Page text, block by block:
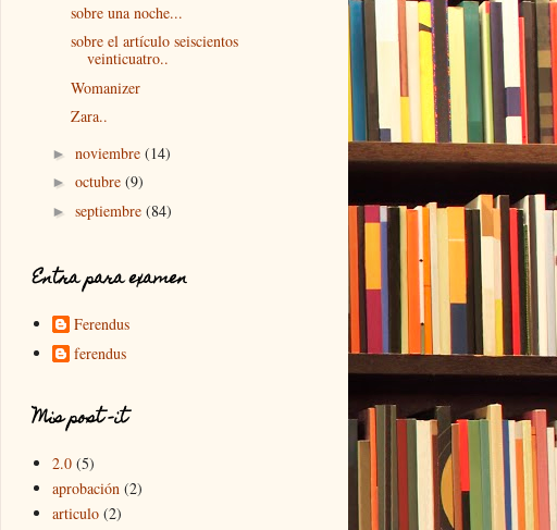
sobre una noche...
sobre el artículo seiscientos
veinticuatro..
Womanizer
Zara..
► noviembre (14)
► octubre (9)
► septiembre (84)
Entra para examen
Ferendus
ferendus
Mis post -it
2.0 (5)
aprobación (2)
articulo (2)